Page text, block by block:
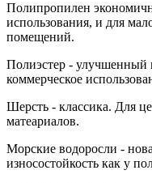
Полипропилен
использования, и для
помещений.
Полиэстер - улучшенный
коммерческое
Шерсть - классика. Для
матеариалов.
Морские водоросли -
износостойкость как у